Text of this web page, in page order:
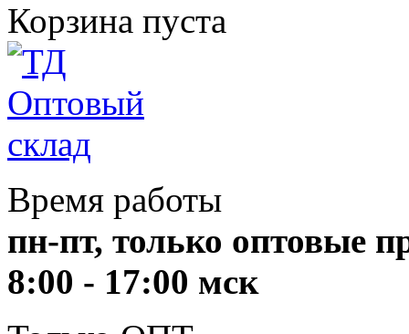
Корзина пуста
Время работы
пн-пт, только оптовые
8:00 - 17:00 мск